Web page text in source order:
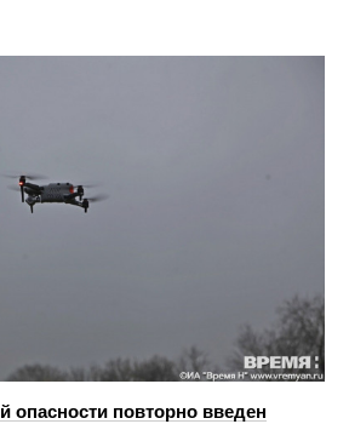
опасности повторно введен